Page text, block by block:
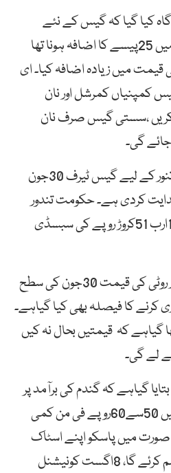
کیا گیا کہ گیس کے نئے
نرخوں سے روٹی کی قیمت میں 25پیسے کا اضافہ ہونا تھا
قیمت میں زیادہ اضافہ کیا۔ ای
کمپنیاں کمرشل اور نان
،سستی گیس صرف نان
گی۔
ای سی سی نے نان کمرشل تنور کے لیے گیس ٹیرف 30جون
کردی ہے۔ حکومت تندور
کے گیس کنکشن کے لیے 1ارب 51کروڑ روپے کی سبسڈی
صوبائی حکومتوں کو نان اور روٹی کی قیمت 30جون کی سطح
کرنے کا فیصلہ بھی کیا گیاہے۔
کہ قیمتیں بحال نہ کیں
لے گی۔
گیاہے کہ گندم کی برآمد پر
پابندی لگنے سے قیمت میں 50سے60روپے فی من کمی
میں پاسکو اپنے اسٹاک
سے مارکیٹ میں گندم فراہم کرئے گا، 8اگست کونیشنل